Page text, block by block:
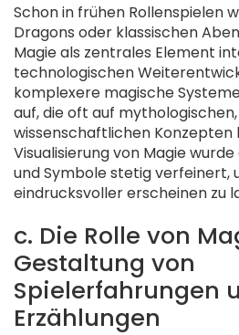
Schon in frühen Rollenspielen
Dragons oder klassischen
Magie als zentrales Element
technologischen
komplexere magische
auf, die oft auf
wissenschaftlichen Konzepten
Visualisierung von Magie
und Symbole stetig verfeinert,
eindrucksvoller erscheinen zu
c. Die Rolle von
Gestaltung von
Spielerfahrungen
Erzählungen